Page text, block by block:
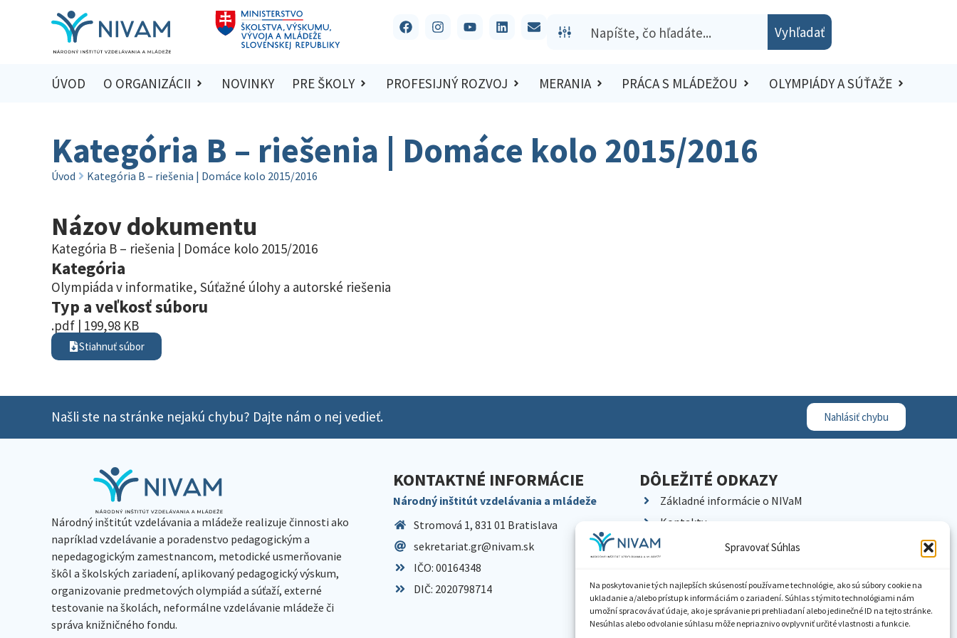
Spravovať Súhlas
Na poskytovanie tých najlepších skúseností používame technológie, ako sú súbory cookie na
ukladanie a/alebo prístup k informáciám o zariadení. Súhlas s týmito technológiami nám
umožní spracovávať údaje, ako je správanie pri prehliadaní alebo jedinečné ID na tejto stránke.
Nesúhlas alebo odvolanie súhlasu môže nepriaznivo ovplyvniť určité vlastnosti a funkcie.
Vyhľadať
ÚVOD O ORGANIZÁCII NOVINKY PRE ŠKOLY PROFESIJNÝ ROZVOJ MERANIA PRÁCA S MLÁDEŽOU OLYMPIÁDY A SÚŤAŽE
Kategória B – riešenia | Domáce kolo 2015/2016
Úvod Kategória B – riešenia | Domáce kolo 2015/2016
Názov dokumentu
Kategória B – riešenia | Domáce kolo 2015/2016
Kategória
Olympiáda v informatike, Súťažné úlohy a autorské riešenia
Typ a veľkosť súboru
.pdf | 199,98 KB
Stiahnuť súbor
Našli ste na stránke nejakú chybu? Dajte nám o nej vedieť. Nahlásiť chybu
Národný inštitút vzdelávania a mládeže realizuje činnosti ako
napríklad vzdelávanie a poradenstvo pedagogickým a
nepedagogickým zamestnancom, metodické usmerňovanie
škôl a školských zariadení, aplikovaný pedagogický výskum,
organizovanie predmetových olympiád a súťaží, externé
testovanie na školách, neformálne vzdelávanie mládeže či
správa knižničného fondu.
KONTAKTNÉ INFORMÁCIE
Národný inštitút vzdelávania a mládeže
Stromová 1, 831 01 Bratislava
sekretariat.gr@nivam.sk
IČO: 00164348
DIČ: 2020798714
DÔLEŽITÉ ODKAZY
Základné informácie o NIVaM
Kontakty
Kariéra
Pracoviská NIVaM
Dokumenty inštitúcie
Knižnica